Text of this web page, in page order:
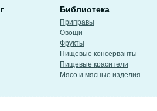
Библиотека
Приправы
Овощи
Фрукты
Пищевые консерванты
Пищевые красители
Мясо и мясные изделия